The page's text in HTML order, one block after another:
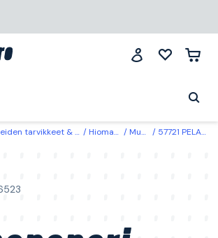
tarvikkeet & käyttöosat Hiomatuotteet Muut paperit 57721 PELA Hiomapaperi 300 mm #80